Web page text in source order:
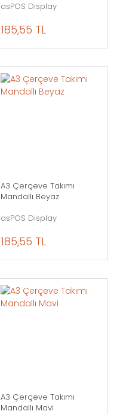
asPOS Display
185,55 TL
A3 Çerçeve Takımı
Mandallı Beyaz
asPOS Display
185,55 TL
A3 Çerçeve Takımı
Mandallı Mavi